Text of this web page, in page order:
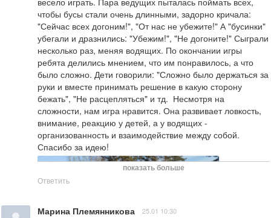
чтобы бусы стали очень длинными, задорно кричала:
"Сейчас всех догоним!", "От нас не убежите!" А "бусинки"
убегали и дразнились: "Убежим!", "Не догоните!" Сыграли
несколько раз, меняя водящих. По окончании игры
ребята делились мнением, что им понравилось, а что
было сложно. Дети говорили: "Сложно было держаться за
руки и вместе принимать решение в какую сторону
бежать", "Не расцепляться" и тд.  Несмотря на
сложности, нам игра нравится. Она развивает ловкость,
внимание, реакцию у детей, а у водящих -
организованность и взаимодействие между собой.
Спасибо за идею!
показать больше
Ответить
Марина Племянникова 25.01 10:30